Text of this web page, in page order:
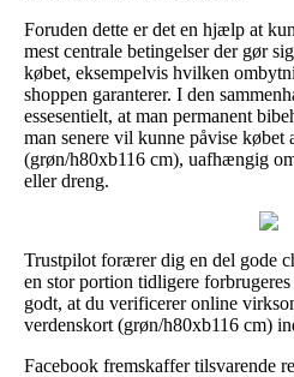
Foruden dette er det en hjælp at
mest centrale betingelser der gør
købet, eksempelvis hvilken
shoppen garanterer. I den
essesentielt, at man permanent
man senere vil kunne påvise købet
(grøn/h80xb116 cm), uafhængig
eller dreng.
Trustpilot forærer dig en del gode
en stor portion tidligere
godt, at du verificerer online
verdenskort (grøn/h80xb116 cm)
Facebook fremskaffer tilsvarende